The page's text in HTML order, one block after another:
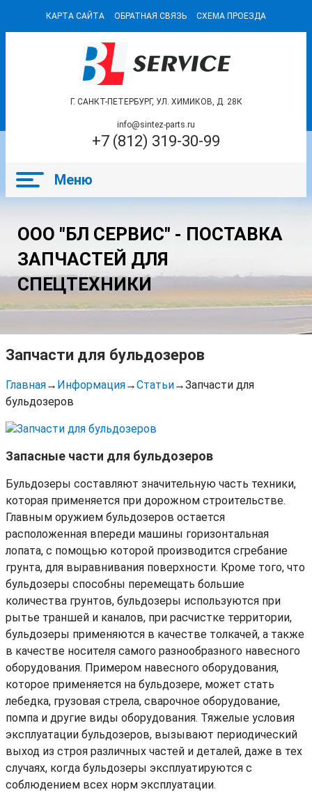
КАРТА САЙТА ОБРАТНАЯ СВЯЗЬ СХЕМА ПРОЕЗДА
Г. САНКТ-ПЕТЕРБУРГ, УЛ. ХИМИКОВ, Д. 28К
info@sintez-parts.ru
+7 (812) 319-30-99
ООО "БЛ СЕРВИС" - ПОСТАВКА
ЗАПЧАСТЕЙ ДЛЯ
СПЕЦТЕХНИКИ
Запчасти для бульдозеров
Главная→ Информация→Статьи→Запчасти для
бульдозеров
Запасные части для бульдозеров
Бульдозеры составляют значительную часть техники,
которая применяется при дорожном строительстве.
Главным оружием бульдозеров остается
расположенная впереди машины горизонтальная
лопата, с помощью которой производится сгребание
грунта, для выравнивания поверхности. Кроме того, что
бульдозеры способны перемещать большие
количества грунтов, бульдозеры используются при
рытье траншей и каналов, при расчистке территории,
бульдозеры применяются в качестве толкачей, а также
в качестве носителя самого разнообразного навесного
оборудования. Примером навесного оборудования,
которое применяется на бульдозере, может стать
лебедка, грузовая стрела, сварочное оборудование,
помпа и другие виды оборудования. Тяжелые условия
эксплуатации бульдозеров, вызывают периодический
выход из строя различных частей и деталей, даже в тех
случаях, когда бульдозеры эксплуатируются с
соблюдением всех норм эксплуатации.